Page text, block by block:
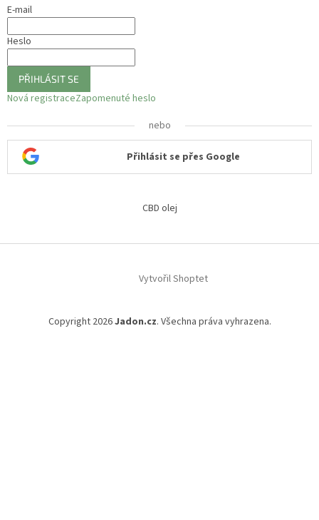
E-mail
Heslo
PŘIHLÁSIT SE
Nová registraceZapomenuté heslo
nebo
Přihlásit se přes Google
CBD olej
Vytvořil Shoptet
Copyright 2026Jadon.cz. Všechna práva vyhrazena.